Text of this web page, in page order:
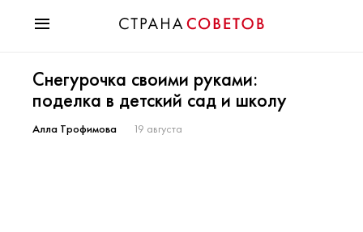
Мода
Звезды
Гороскопы
Снегурочка своими руками:
поделка в детский сад и школу
Алла Трофимова 19 августа